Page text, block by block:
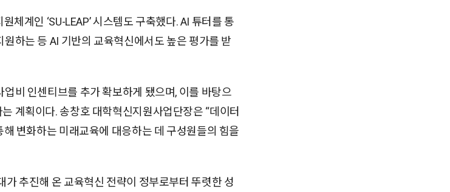
체계인 ‘SU-LEAP’ 시스템도 구축했다. AI 튜터를 통
하는 등 AI 기반의 교육혁신에서도 높은 평가를 받
비 인센티브를 추가 확보하게 됐으며, 이를 바탕으
계획이다. 송창호 대학혁신지원사업단장은 “데이터
변화하는 미래교육에 대응하는 데 구성원들의 힘을
가 추진해 온 교육혁신 전략이 정부로부터 뚜렷한 성